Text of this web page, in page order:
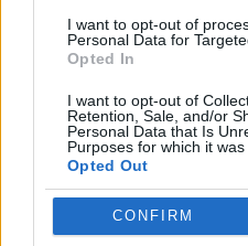
I want to opt-out of
Personal Data for
Opted In
I want to opt-out of
Retention, Sale, and/or
Personal Data that Is
Purposes for which it was
Opted Out
CONFIRM
JOGOS EM 3D
JOGOS DE ANIMAIS
JOGOS DE CAVALOS